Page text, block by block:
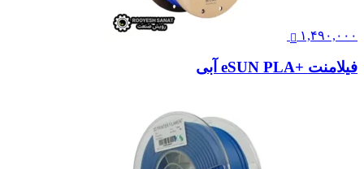
۱,۴۹۰,۰۰۰
فیلامنت +eSUN PLA آبی